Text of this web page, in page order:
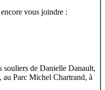
vous joindre :
souliers de Danielle Danault,
Parc Michel Chartrand, à